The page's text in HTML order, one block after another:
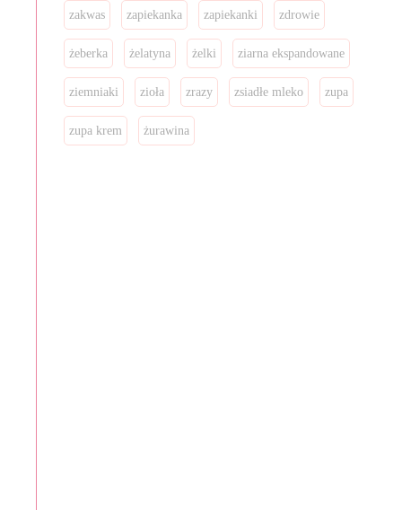
zakwas zapiekanka zapiekanki zdrowie
żeberka żelatyna żelki ziarna ekspandowane
ziemniaki zioła zrazy zsiadłe mleko zupa
zupa krem żurawina